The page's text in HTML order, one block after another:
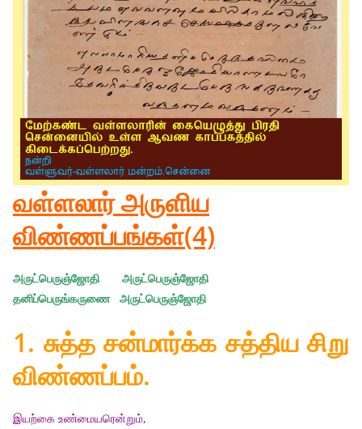
வள்ளலார் அருளிய
விண்ணப்பங்கள்(4)
அருட்பெருஞ்ஜோதி அருட்பெருஞ்ஜோதி
தனிப்பெருங்கருணை அருட்பெருஞ்ஜோதி
1. சுத்த சன்மார்க்க சத்திய சிறு
விண்ணப்பம்.
இயற்கை உண்மையரென்றும்,